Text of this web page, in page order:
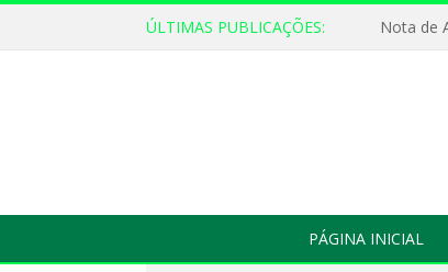
ÚLTIMAS PUBLICAÇÕES: Nota de
PÁGINA INICIAL